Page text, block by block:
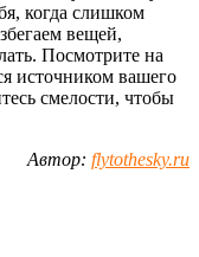
когда слишком
вещей,
Посмотрите на
источником вашего
смелости, чтобы
Автор: flytothesky.ru